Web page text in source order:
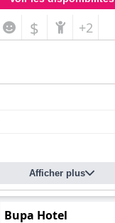
$ +2
Afficher plus
Bupa Hotel